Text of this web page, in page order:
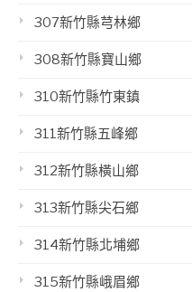
307新竹縣芎林鄉
308新竹縣寶山鄉
310新竹縣竹東鎮
311新竹縣五峰鄉
312新竹縣橫山鄉
313新竹縣尖石鄉
314新竹縣北埔鄉
315新竹縣峨眉鄉